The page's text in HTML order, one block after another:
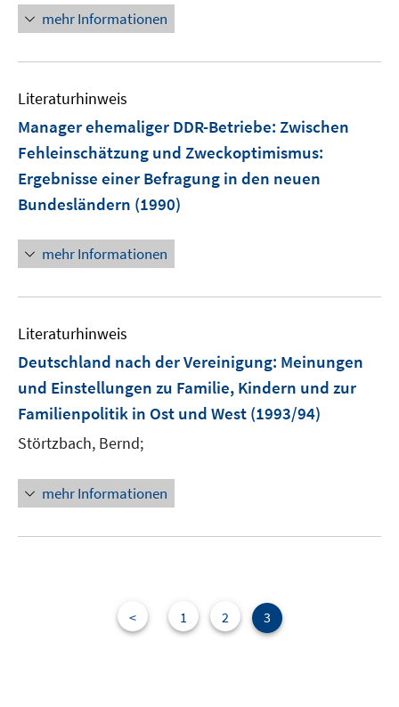
mehr Informationen
Literaturhinweis
Manager ehemaliger DDR-Betriebe: Zwischen
Fehleinschätzung und Zweckoptimismus:
Ergebnisse einer Befragung in den neuen
Bundesländern (1990)
mehr Informationen
Literaturhinweis
Deutschland nach der Vereinigung: Meinungen
und Einstellungen zu Familie, Kindern und zur
Familienpolitik in Ost und West (1993/94)
Störtzbach, Bernd;
mehr Informationen
< 1 2 3